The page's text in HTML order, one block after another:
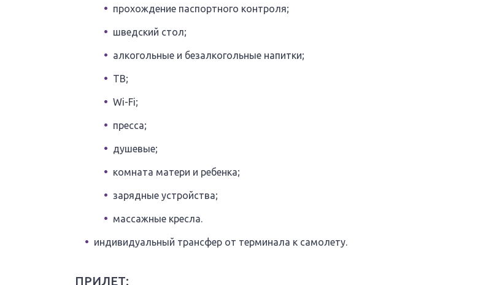
прохождение паспортного контроля;
шведский стол;
алкогольные и безалкогольные напитки;
ТВ;
Wi-Fi;
пресса;
душевые;
комната матери и ребенка;
зарядные устройства;
массажные кресла.
индивидуальный трансфер от терминала к самолету.
ПРИЛЕТ: